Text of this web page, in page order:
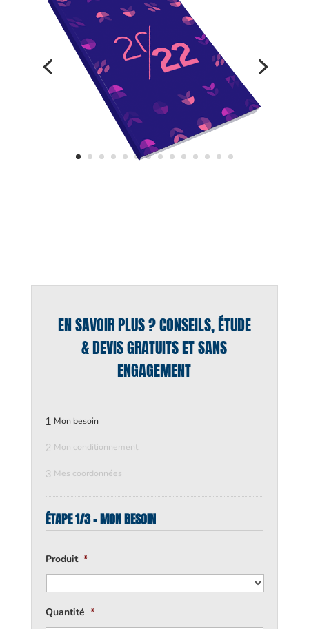
EN SAVOIR PLUS ? CONSEILS, ÉTUDE
& DEVIS GRATUITS ET SANS
ENGAGEMENT
1 Mon besoin
2 Mon conditionnement
3 Mes coordonnées
ÉTAPE 1/3 - MON BESOIN
Produit *
Quantité *